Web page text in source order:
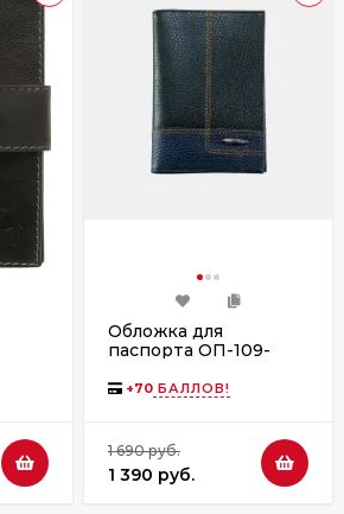
Обложка для
паспорта ОП-109-
+70 БАЛЛОВ!
1 690 руб.
1 390 руб.